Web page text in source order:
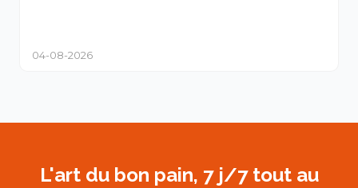
04-08-2026
L'art du bon pain, 7 j/7 tout au